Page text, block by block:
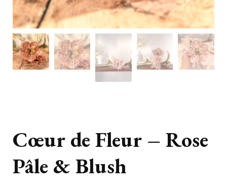
Cœur de Fleur – Rose
Pâle & Blush